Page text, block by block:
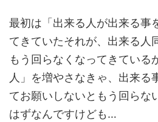
最初は「出来る人が出来る事
てきていたそれが、出来る人
もう回らなくなってきている
人」を増やさなきゃ、出来る
てお願いしないともう回らな
はずなんですけども…